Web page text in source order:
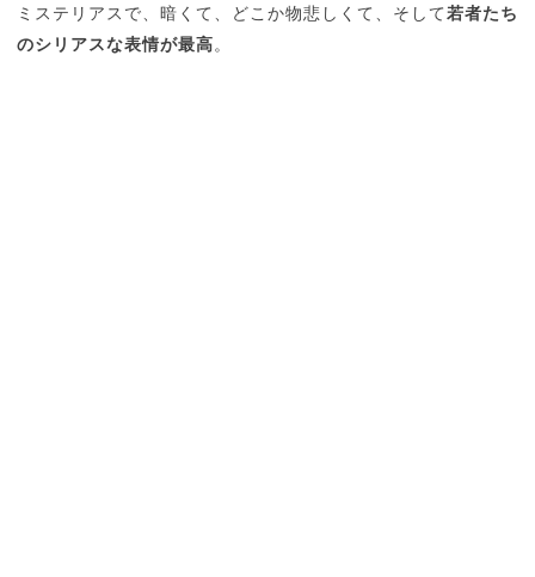
ミステリアスで、暗くて、どこか物悲しくて、そして若者たち
のシリアスな表情が最高。